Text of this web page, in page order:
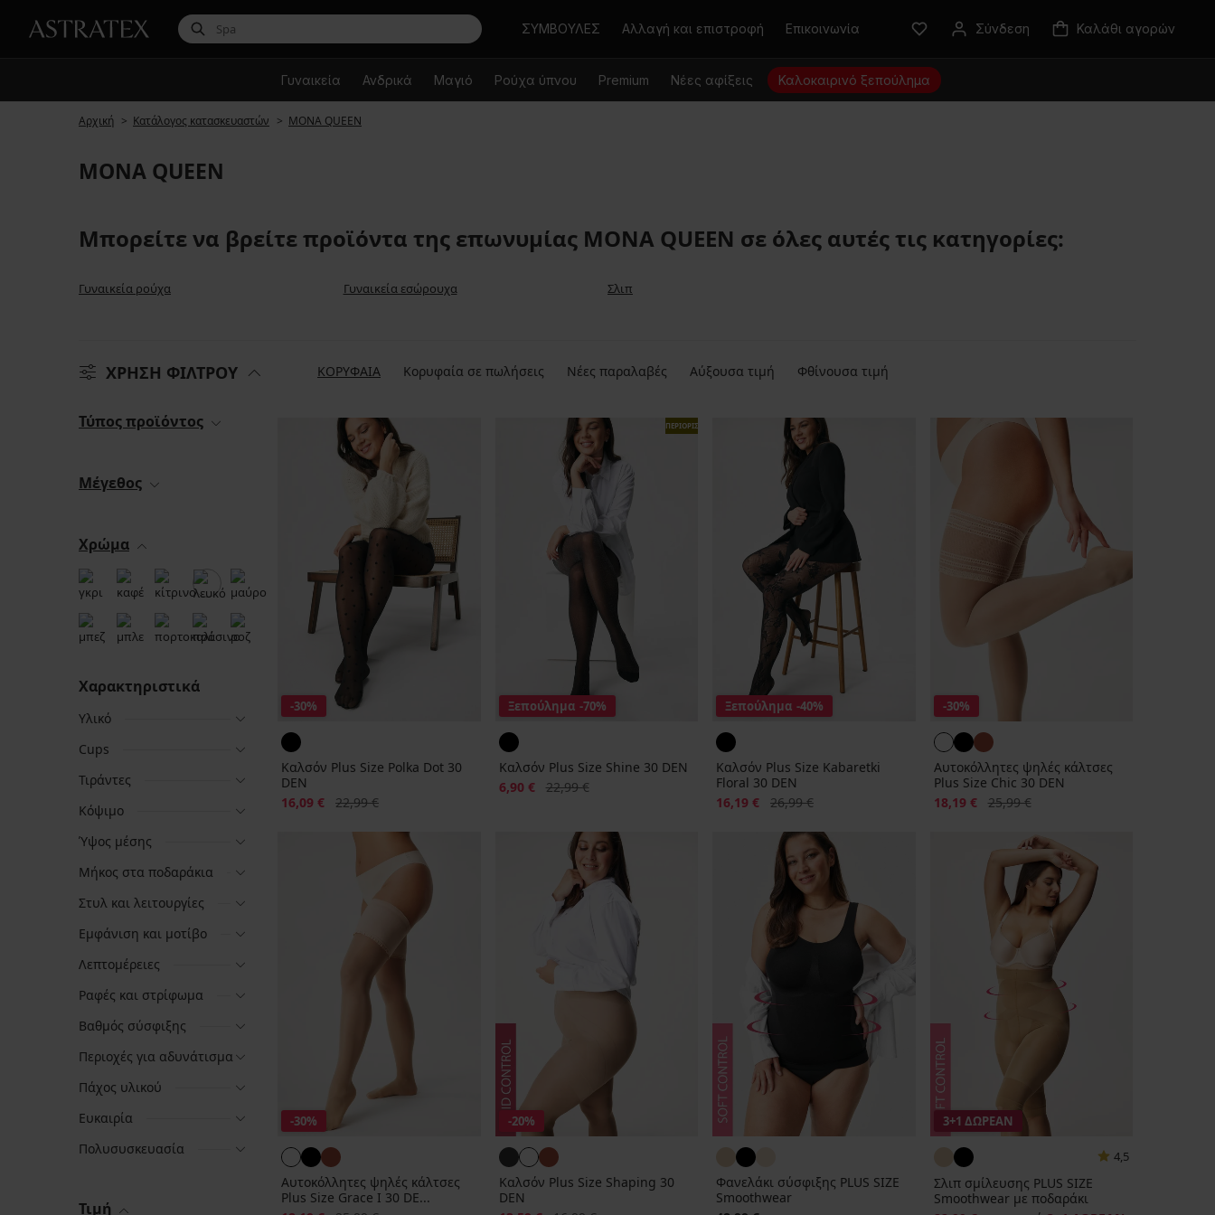
Αναζήτηση
ΣΥΜΒΟΥΛΕΣ Αλλαγή και επιστροφή Επικοινωνία Σύνδεση Καλάθι αγορών
Γυναικεία Ανδρικά Μαγιό Ρούχα ύπνου Premium Νέες αφίξεις Καλοκαιρινό ξεπούλημα
Αρχική Κατάλογος κατασκευαστών MONA QUEEN
MONA QUEEN
Μπορείτε να βρείτε προϊόντα της επωνυμίας MONA QUEEN σε όλες αυτές τις κατηγορίες:
Γυναικεία ρούχα Γυναικεία εσώρουχα Σλιπ
ΧΡΗΣΗ ΦΙΛΤΡΟΥ ΚΟΡΥΦΑΙΑ Κορυφαία σε πωλήσεις Νέες παραλαβές Αύξουσα τιμή Φθίνουσα τιμή
Τύπος προϊόντος
Μέγεθος
Χρώμα
Χαρακτηριστικά
Υλικό
Cups
Τιράντες
Κόψιμο
Ύψος μέσης
Μήκος στα ποδαράκια
Στυλ και λειτουργίες
Εμφάνιση και μοτίβο
Λεπτομέρειες
Ραφές και στρίφωμα
Βαθμός σύσφιξης
Περιοχές για αδυνάτισμα
Πάχος υλικού
Ευκαιρία
Πολυσυσκευασία
Τιμή
-30%
Καλσόν Plus Size Polka Dot 30
DEN
Έκπτωση
16,09 € Αρχική τιμή
22,99 €
ΠΕΡΙΟΡΙΣΜΕΝΑ
Ξεπούλημα -70%
Καλσόν Plus Size Shine 30 DEN
Έκπτωση
6,90 € Αρχική τιμή
22,99 €
Ξεπούλημα -40%
Καλσόν Plus Size Kabaretki
Floral 30 DEN
Έκπτωση
16,19 € Αρχική τιμή
26,99 €
-30%
Αυτοκόλλητες ψηλές κάλτσες
Plus Size Chic 30 DEN
Έκπτωση
18,19 € Αρχική τιμή
25,99 €
-30%
Αυτοκόλλητες ψηλές κάλτσες
Plus Size Grace I 30 DE...
-20%
Καλσόν Plus Size Shaping 30
DEN
Φανελάκι σύσφιξης PLUS SIZE
Smoothwear
3+1 ΔΩΡΕΑΝ
4,5
Σλιπ σμίλευσης PLUS SIZE
Smoothwear με ποδαράκι